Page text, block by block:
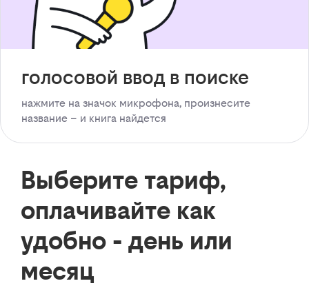
голосовой ввод в поиске
нажмите на значок микрофона, произнесите
название – и книга найдется
Выберите тариф,
оплачивайте как
удобно - день или
месяц